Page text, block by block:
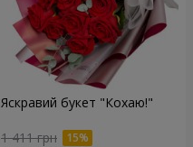
Яскравий букет "Кохаю!"
1 411 грн